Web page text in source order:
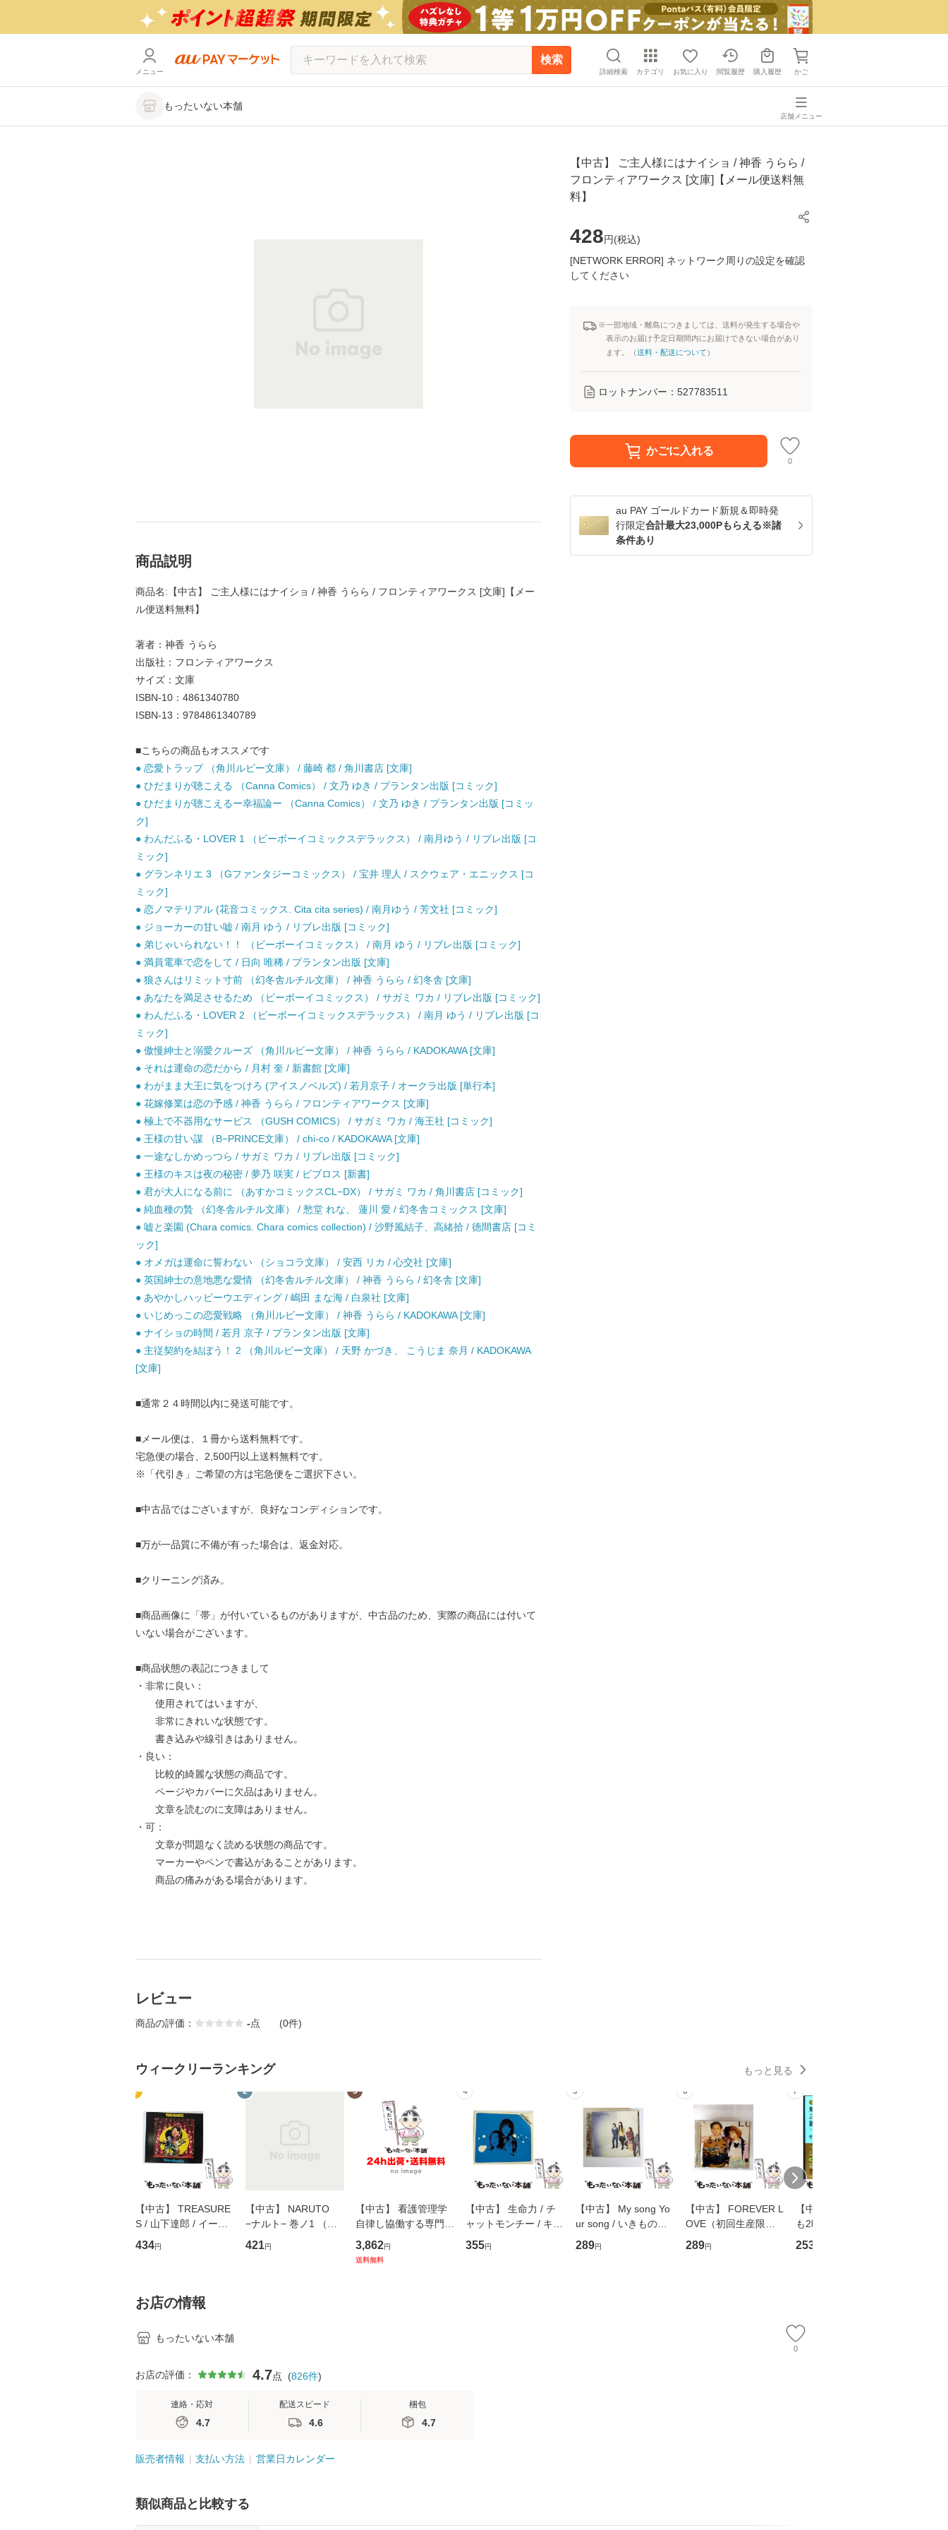
メニュー
検索
詳細検索 カテゴリ お気に入り 閲覧履歴 購入履歴 かご
もったいない本舗
店舗メニュー
【中古】 ご主人様にはナイショ / 神香 うらら /
フロンティアワークス [文庫]【メール便送料無
料】
428円(税込)
[NETWORK ERROR] ネットワーク周りの設定を確認
してください
※一部地域・離島につきましては、送料が発生する場合や
表示のお届け予定日期間内にお届けできない場合があり
ます。（送料・配送について ）
ロットナンバー： 527783511
かごに入れる
0
au PAY ゴールドカード新規＆即時発
行限定合計最大23,000Pもらえる※諸
条件あり
商品説明
商品名:【中古】 ご主人様にはナイショ / 神香 うらら / フロンティアワークス [文庫]【メー
ル便送料無料】
著者：神香 うらら
出版社：フロンティアワークス
サイズ：文庫
ISBN-10：4861340780
ISBN-13：9784861340789
■こちらの商品もオススメです
● 恋愛トラップ （角川ルビー文庫） / 藤崎 都 / 角川書店 [文庫]
● ひだまりが聴こえる （Canna Comics） / 文乃 ゆき / プランタン出版 [コミック]
● ひだまりが聴こえるー幸福論ー （Canna Comics） / 文乃 ゆき / プランタン出版 [コミッ
ク]
● わんだふる・LOVER 1 （ビーボーイコミックスデラックス） / 南月ゆう / リブレ出版 [コ
ミック]
● グランネリエ 3 （Gファンタジーコミックス） / 宝井 理人 / スクウェア・エニックス [コ
ミック]
● 恋ノマテリアル (花音コミックス. Cita cita series) / 南月ゆう / 芳文社 [コミック]
● ジョーカーの甘い嘘 / 南月 ゆう / リブレ出版 [コミック]
● 弟じゃいられない！！ （ビーボーイコミックス） / 南月 ゆう / リブレ出版 [コミック]
● 満員電車で恋をして / 日向 唯稀 / プランタン出版 [文庫]
● 狼さんはリミット寸前 （幻冬舎ルチル文庫） / 神香 うらら / 幻冬舎 [文庫]
● あなたを満足させるため （ビーボーイコミックス） / サガミ ワカ / リブレ出版 [コミック]
● わんだふる・LOVER 2 （ビーボーイコミックスデラックス） / 南月 ゆう / リブレ出版 [コ
ミック]
● 傲慢紳士と溺愛クルーズ （角川ルビー文庫） / 神香 うらら / KADOKAWA [文庫]
● それは運命の恋だから / 月村 奎 / 新書館 [文庫]
● わがまま大王に気をつけろ (アイスノベルズ) / 若月京子 / オークラ出版 [単行本]
● 花嫁修業は恋の予感 / 神香 うらら / フロンティアワークス [文庫]
● 極上で不器用なサービス （GUSH COMICS） / サガミ ワカ / 海王社 [コミック]
● 王様の甘い謀 （B−PRINCE文庫） / chi-co / KADOKAWA [文庫]
● 一途なしかめっつら / サガミ ワカ / リブレ出版 [コミック]
● 王様のキスは夜の秘密 / 夢乃 咲実 / ビブロス [新書]
● 君が大人になる前に （あすかコミックスCL−DX） / サガミ ワカ / 角川書店 [コミック]
● 純血種の贄 （幻冬舎ルチル文庫） / 愁堂 れな、 蓮川 愛 / 幻冬舎コミックス [文庫]
● 嘘と楽園 (Chara comics. Chara comics collection) / 沙野風結子、高緒拾 / 徳間書店 [コミ
ック]
● オメガは運命に誓わない （ショコラ文庫） / 安西 リカ / 心交社 [文庫]
● 英国紳士の意地悪な愛情 （幻冬舎ルチル文庫） / 神香 うらら / 幻冬舎 [文庫]
● あやかしハッピーウエディング / 嶋田 まな海 / 白泉社 [文庫]
● いじめっこの恋愛戦略 （角川ルビー文庫） / 神香 うらら / KADOKAWA [文庫]
● ナイショの時間 / 若月 京子 / プランタン出版 [文庫]
● 主従契約を結ぼう！ 2 （角川ルビー文庫） / 天野 かづき、 こうじま 奈月 / KADOKAWA
[文庫]
■通常２４時間以内に発送可能です。
■メール便は、１冊から送料無料です。
宅急便の場合、2,500円以上送料無料です。
※「代引き」ご希望の方は宅急便をご選択下さい。
■中古品ではございますが、良好なコンディションです。
■万が一品質に不備が有った場合は、返金対応。
■クリーニング済み。
■商品画像に「帯」が付いているものがありますが、中古品のため、実際の商品には付いて
いない場合がございます。
■商品状態の表記につきまして
・非常に良い：
使用されてはいますが、
非常にきれいな状態です。
書き込みや線引きはありません。
・良い：
比較的綺麗な状態の商品です。
ページやカバーに欠品はありません。
文章を読むのに支障はありません。
・可：
文章が問題なく読める状態の商品です。
マーカーやペンで書込があることがあります。
商品の痛みがある場合があります。
レビュー
商品の評価： -点 (0件)
ウィークリーランキング もっと見る
1
【中古】 TREASURE
S / 山下達郎 / イース
トウエスト・ジャパン
[CD]【メール便送料無
434円
2
【中古】 NARUTO
−ナルト− 巻ノ1 （ジ
ャンプコミックス） /
岸本 斉史 / 集英社 [コ
421円
3
【中古】 看護管理学
自律し協働する専門職
の看護マネジメントス
キル 改訂第3版 (看護
3,862円
送料無料
4
【中古】 生命力 / チ
ャットモンチー / キュ
ーンレコード [CD]
【メール便送料無料】
355円
5
【中古】 My song Yo
ur song / いきものが
かり / [CD]【メール便
送料無料】
289円
6
【中古】 FOREVER L
OVE（初回生産限定
盤） / 清水翔太×加藤
ミリヤ / [CD]【メール
289円
7
【中古】 知識ゼロで
も2時間で決算書が読
めるようになる！ 会
253
お店の情報
もったいない本舗
0
お店の評価： 4.7点 (826件)
連絡・応対
4.7
配送スピード
4.6
梱包
4.7
販売者情報 支払い方法 営業日カレンダー
類似商品と比較する